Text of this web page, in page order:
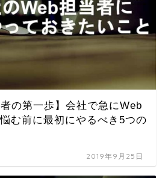
者の第一歩】会社で急にWeb
む前に最初にやるべき5つの
2019年9月25日